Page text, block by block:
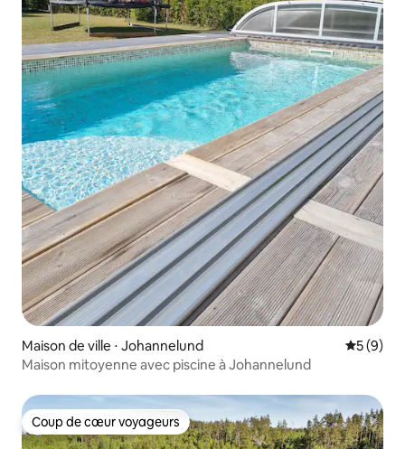
Maison de ville ⋅ Johannelund
5 (9)
Maison mitoyenne avec piscine à Johannelund
Coup de cœur voyageurs
Coup de cœur voyageurs